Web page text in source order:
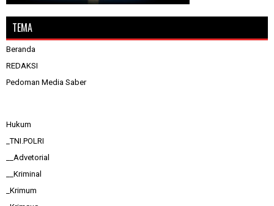
TEMA
Beranda
REDAKSI
Pedoman Media Saber
Hukum
_TNI.POLRI
__Advetorial
__Kriminal
_Krimum